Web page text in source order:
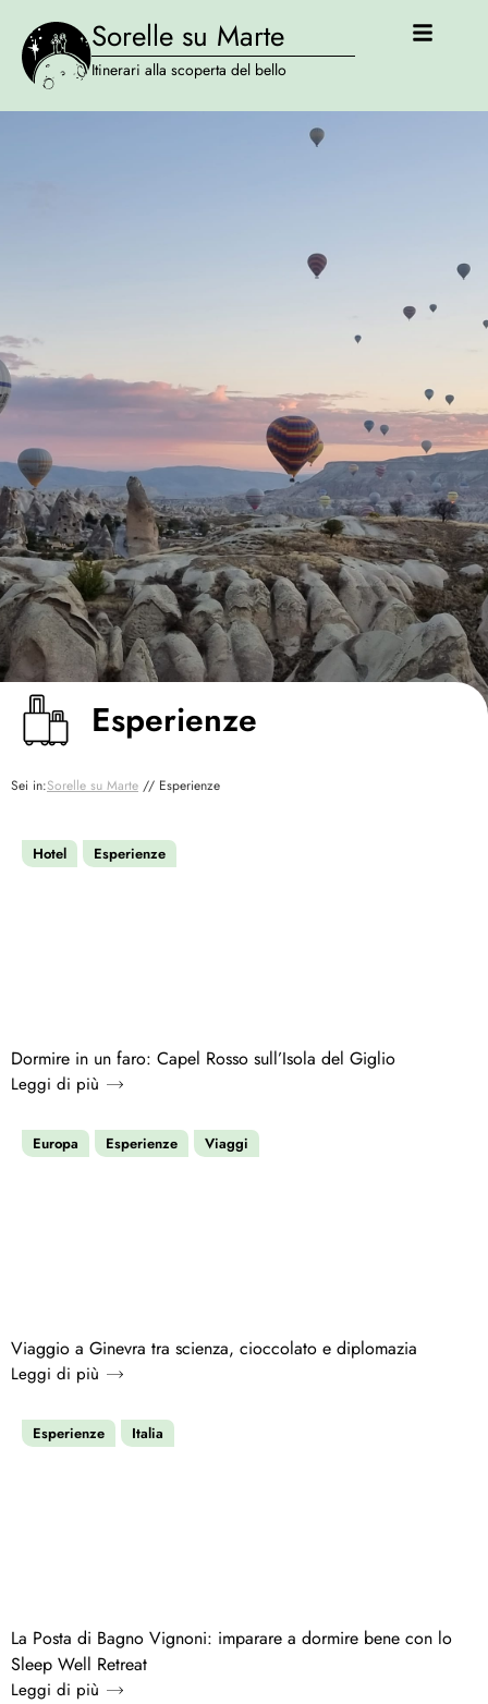
Sorelle su Marte
Itinerari alla scoperta del bello
Esperienze
Sei in:Sorelle su Marte // Esperienze
Hotel Esperienze
Dormire in un faro: Capel Rosso sull’Isola del Giglio
Leggi di più
Europa Esperienze Viaggi
Viaggio a Ginevra tra scienza, cioccolato e diplomazia
Leggi di più
Esperienze Italia
La Posta di Bagno Vignoni: imparare a dormire bene con lo
Sleep Well Retreat
Leggi di più